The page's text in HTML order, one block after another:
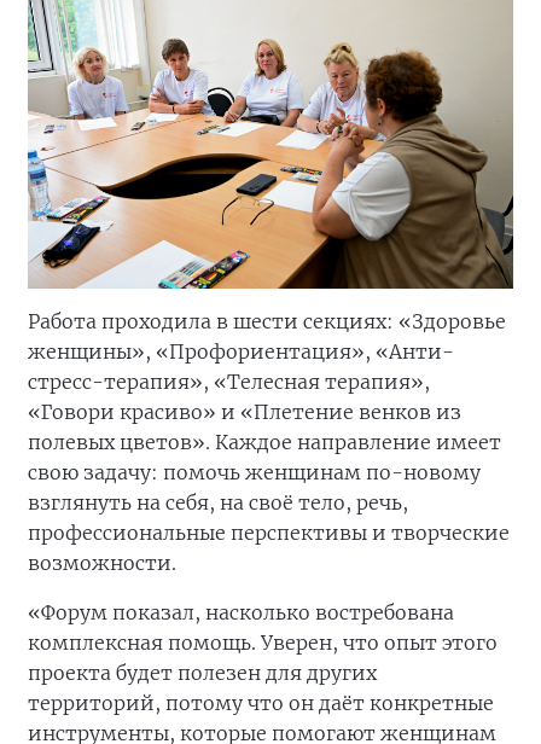
Работа проходила в шести секциях: «Здоровье
женщины», «Профориентация», «Анти-
стресс-терапия», «Телесная терапия»,
«Говори красиво» и «Плетение венков из
полевых цветов». Каждое направление имеет
свою задачу: помочь женщинам по-новому
взглянуть на себя, на своё тело, речь,
профессиональные перспективы и творческие
возможности.
«Форум показал, насколько востребована
комплексная помощь. Уверен, что опыт этого
проекта будет полезен для других
территорий, потому что он даёт конкретные
инструменты, которые помогают женщинам